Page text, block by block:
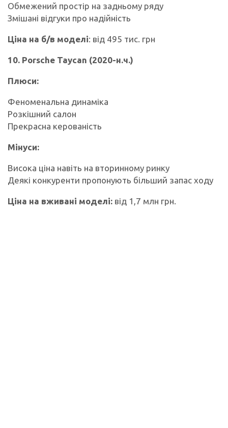
Обмежений простір на задньому ряду
Змішані відгуки про надійність
Ціна на б/в моделі: від 495 тис. грн
10. Porsche Taycan (2020-н.ч.)
Плюси:
Феноменальна динаміка
Розкішний салон
Прекрасна керованість
Мінуси:
Висока ціна навіть на вторинному ринку
Деякі конкуренти пропонують більший запас ходу
Ціна на вживані моделі: від 1,7 млн грн.